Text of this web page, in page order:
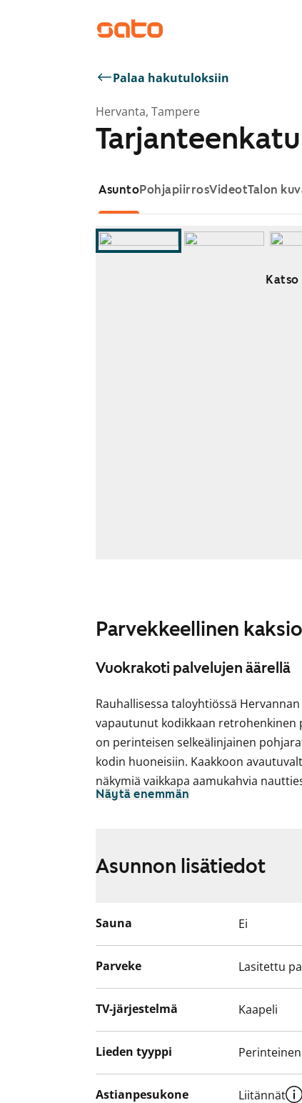
Palaa hakutuloksiin
Hervanta, Tampere
AsuntoPohjapiirrosVideotTalon
Katso
Parvekkeellinen
Vuokrakoti palvelujen äärellä
Rauhallisessa taloyhtiössä
vapautunut kodikkaan retrohenkinen
on perinteisen selkeälinjainen
kodin huoneisiin. Kaakkoon
näkymiä vaikkapa aamukahvia
säilytystilaa.
pyykinpesukoneliitäntä.
Keittiössä on jää-pakastinkaappi,
Voisiko tässä olla uusi vuokrakotisi?
Näytä enemmän
Asunnon lisätiedot
Sauna Ei
Parveke Lasitettu
TV-järjestelmä Kaapeli
Lieden tyyppi Perinteinen
Astianpesukone Liitännät